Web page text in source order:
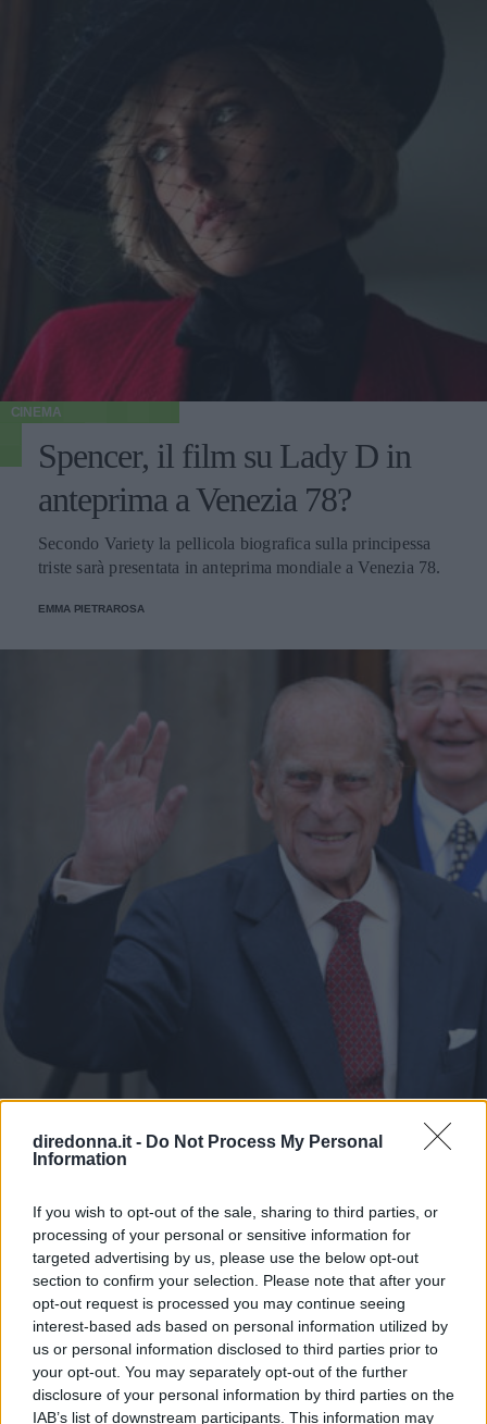
diredonna.it - Do Not Process My Personal
Information
If you wish to opt-out of the sale, sharing to third parties, or
processing of your personal or sensitive information for
targeted advertising by us, please use the below opt-out
section to confirm your selection. Please note that after your
opt-out request is processed you may continue seeing
interest-based ads based on personal information utilized by
us or personal information disclosed to third parties prior to
your opt-out. You may separately opt-out of the further
disclosure of your personal information by third parties on the
IAB’s list of downstream participants. This information may
CINEMA
Spencer, il film su Lady D in
anteprima a Venezia 78?
Secondo Variety la pellicola biografica sulla principessa
triste sarà presentata in anteprima mondiale a Venezia 78.
EMMA PIETRAROSA
GOSSIP
senza corona
Il marito della Regina Elisabetta II si è spento nella sua
stanza del castello di Windsor all'età di 99 anni
GABRIELE DEL BUONO